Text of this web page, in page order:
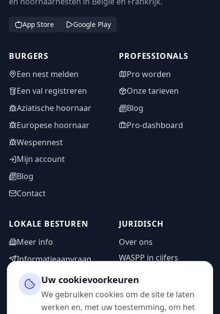
App Store Google Play
BURGERS
Een nest melden
Een val registreren
Aziatische hoornaar
Europese hoornaar
Wespennest
Mijn account
Blog
Contact
PROFESSIONALS
Pro worden
Onze tarieven
Blog
Pro-dashboard
LOKALE BESTUREN
Meer info
Informatieaanvraag
Adminzone
JURIDISCH
Over ons
WASPP in cijfers
Privacybeleid
Gebruiksvoorwaarden
Uw cookievoorkeuren
We gebruiken cookies om de site te laten
werken en, met uw toestemming, om het